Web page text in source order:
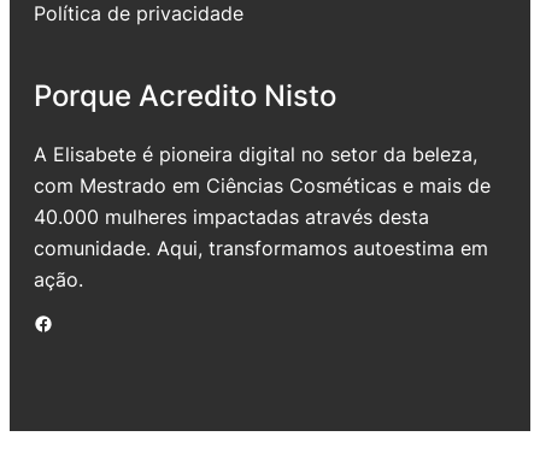
Política de privacidade
Porque Acredito Nisto
A Elisabete é pioneira digital no setor da beleza,
com Mestrado em Ciências Cosméticas e mais de
40.000 mulheres impactadas através desta
comunidade. Aqui, transformamos autoestima em
ação.
Facebook